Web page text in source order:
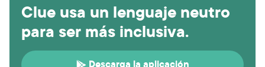
Clue usa un lenguaje neutro
para ser más inclusiva.